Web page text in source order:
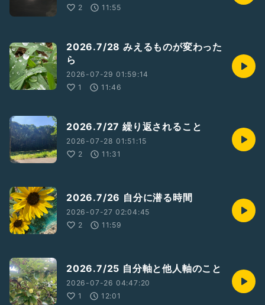
2
11:55
2026.7/28 みえるものが変わった
ら
2026-07-29 01:59:14
1
11:46
2026.7/27 繰り返されること
2026-07-28 01:51:15
2
11:31
2026.7/26 自分に潜る時間
2026-07-27 02:04:45
2
11:59
2026.7/25 自分軸と他人軸のこと
2026-07-26 04:47:20
1
12:01